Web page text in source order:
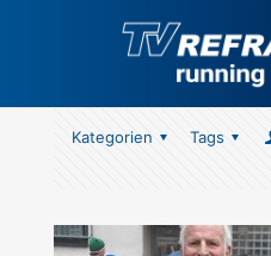
Kategorien Tags